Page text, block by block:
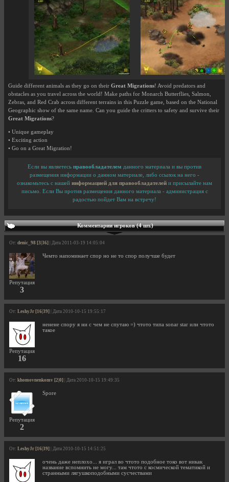
Guide different animals as they go on their Great Migrations! Avoid predators and
obstacles as you travel across the world! Make paths for Monarch Butterflies, Salmon,
Zebras, and Red Crab across different terrains in this Puzzle game, based on the National
Geographic show of the same name. Can you guide the critters to safety and survive their
Great Migrations?
• Unique gameplay
• Exciting action
• Go on a Great Migration!
Если вы являетесь правообладателем данного материала и вы против
размещения информации о данном материале, либо ссылок на него -
ознакомьтесь с нашей информацией для правообладателей и присылайте нам
письмо. Если Вы против размещения данного материала - администрация с
радостью пойдет Вам на встречу!
Комментарии игроков (4 шт.)
От: denic_98 [3|36] | Дата 2011-03-19 14:05:04
Репутация
3
Чемто напоминает спор но не то спор получше будет
От: LeshyJr [16|39] | Дата 2010-10-15 19:55:17
Репутация
16
ненене спору я ни с чем не спутаю =) чтото типа sonar star или чтото
такое
От: khomovnenkomv [2|0] | Дата 2010-10-15 19:49:35
Репутация
2
Spore
От: LeshyJr [16|39] | Дата 2010-10-15 14:51:25
очень даже неплохо... я играл во чтото подобное токо вот никак
название вспомнить не могу... там чтото с космической тематикой и
странными лягушкоподобными сусчествами